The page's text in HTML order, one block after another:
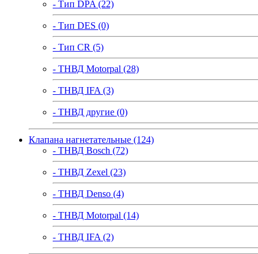
- Тип DPA (22)
- Тип DES (0)
- Тип CR (5)
- ТНВД Motorpal (28)
- ТНВД IFA (3)
- ТНВД другие (0)
Клапана нагнетательные (124)
- ТНВД Bosch (72)
- ТНВД Zexel (23)
- ТНВД Denso (4)
- ТНВД Motorpal (14)
- ТНВД IFA (2)